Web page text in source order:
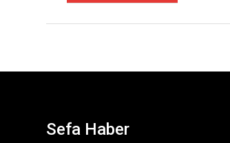
Sefa Haber